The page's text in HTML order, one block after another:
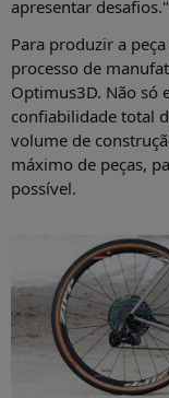
apresentar desafios."
Para produzir a
processo de
Optimus3D. Não só
confiabilidade total
volume de
máximo de peças,
possível.